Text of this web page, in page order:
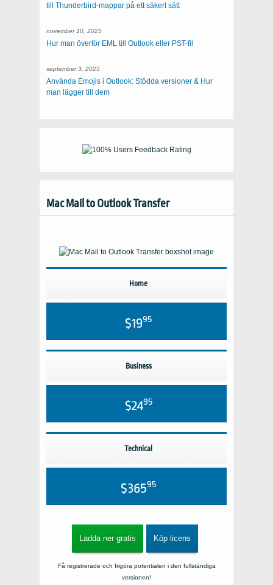
till Thunderbird-mappar på ett säkert sätt
november 10, 2025
Hur man överför EML till Outlook eller PST-fil
september 3, 2025
Använda Emojis i Outlook: Stödda versioner & Hur
man lägger till dem
Mac Mail to Outlook Transfer
Home
$1995
Business
$2495
Technical
$36595
Ladda ner gratis Köp licens
Få registrerade och frigöra potentialen i den fullständiga
versionen!